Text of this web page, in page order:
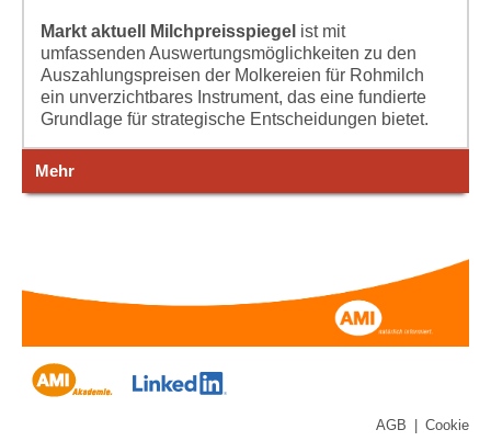
Markt aktuell Milchpreisspiegel ist mit
umfassenden Auswertungsmöglichkeiten zu den
Auszahlungspreisen der Molkereien für Rohmilch
ein unverzichtbares Instrument, das eine fundierte
Grundlage für strategische Entscheidungen bietet.
Mehr
AGB
Cookie